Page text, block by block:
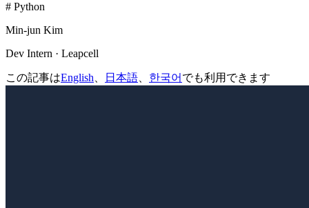
# Python
Min-jun Kim
Dev Intern · Leapcell
この記事はEnglish 日本語 한국어 でも利用できます